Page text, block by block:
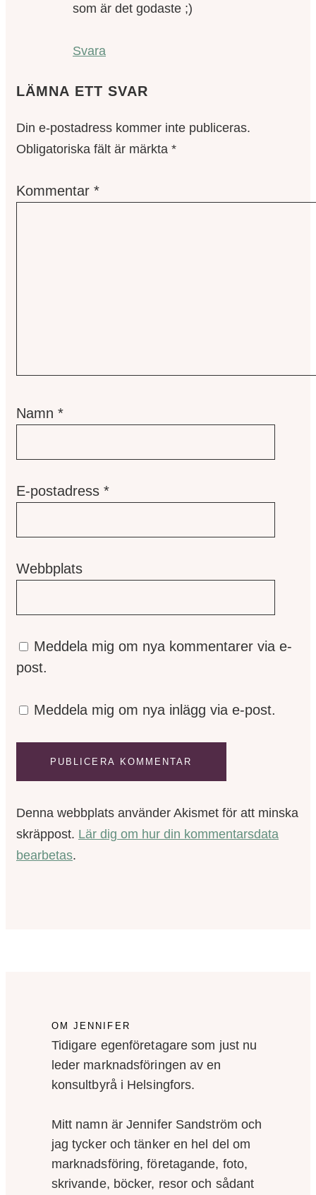
som är det godaste ;)
Svara
LÄMNA ETT SVAR
Din e-postadress kommer inte publiceras.
Obligatoriska fält är märkta *
Kommentar *
Namn *
E-postadress *
Webbplats
Meddela mig om nya kommentarer via e-
post.
Meddela mig om nya inlägg via e-post.
Denna webbplats använder Akismet för att minska
skräppost. Lär dig om hur din kommentarsdata
bearbetas.
OM JENNIFER
Tidigare egenföretagare som just nu
leder marknadsföringen av en
konsultbyrå i Helsingfors.
Mitt namn är Jennifer Sandström och
jag tycker och tänker en hel del om
marknadsföring, företagande, foto,
skrivande, böcker, resor och sådant